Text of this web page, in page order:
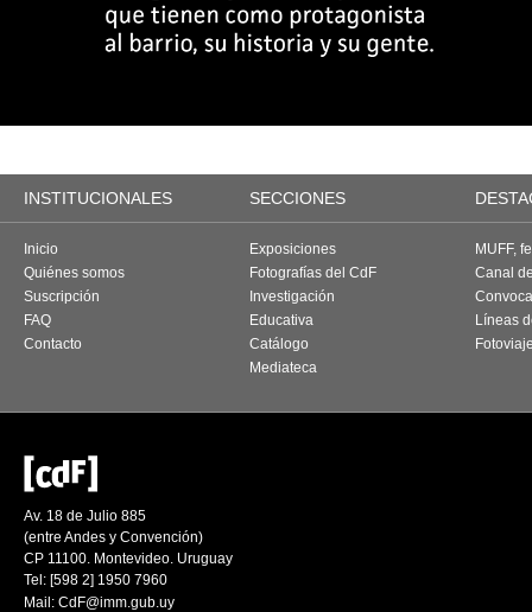
INSTITUCIONALES SECCIONES
Inicio
Quiénes somos
Suscripción
FAQ
Contacto
Exposiciones
Fotografías del CdF
Investigación
Educativa
Catálogo
Mediateca
MUFF,
Canal
Líneas
Av. 18 de Julio 885
(entre Andes y Convención)
CP 11100. Montevideo. Uruguay
Tel: [598 2] 1950 7960
Mail: CdF@imm.gub.uy